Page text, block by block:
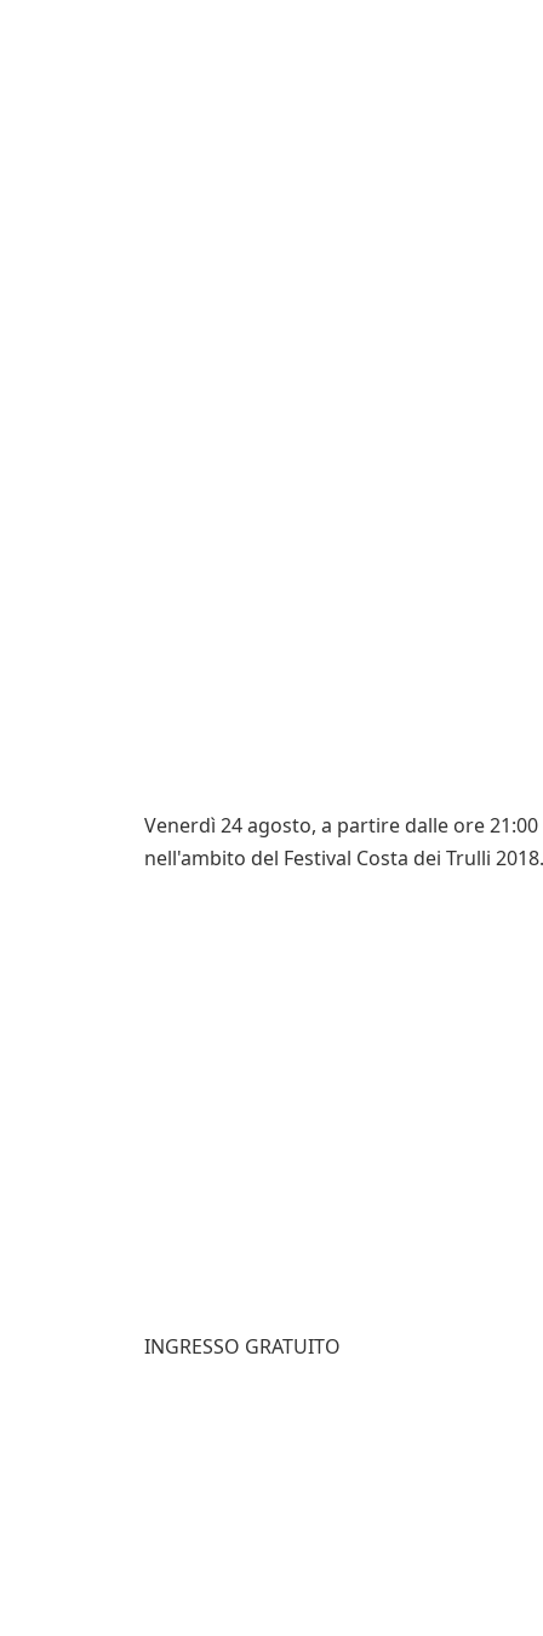
Venerdì 24 agosto, a partire dalle ore
nell'ambito del Festival Costa dei Trulli 2018.
INGRESSO GRATUITO